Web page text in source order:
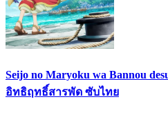
Seijo no Maryoku wa Bannou
อิทธิฤทธิ์สารพัด ซับไทย